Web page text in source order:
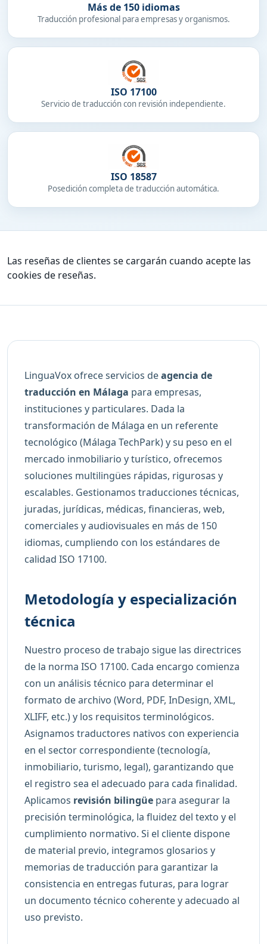
Más de 150 idiomas
Traducción profesional para empresas y organismos.
ISO 17100
Servicio de traducción con revisión independiente.
ISO 18587
Posedición completa de traducción automática.
Las reseñas de clientes se cargarán cuando acepte las
cookies de reseñas.
LinguaVox ofrece servicios deagencia de
traducción en Málaga para empresas,
instituciones y particulares. Dada la
transformación de Málaga en un referente
tecnológico (Málaga TechPark) y su peso en el
mercado inmobiliario y turístico, ofrecemos
soluciones multilingües rápidas, rigurosas y
escalables. Gestionamos traducciones técnicas,
juradas, jurídicas, médicas, financieras, web,
comerciales y audiovisuales en más de 150
idiomas, cumpliendo con los estándares de
calidad ISO 17100.
Metodología y especialización
técnica
Nuestro proceso de trabajo sigue las directrices
de la norma ISO 17100. Cada encargo comienza
con un análisis técnico para determinar el
formato de archivo (Word, PDF, InDesign, XML,
XLIFF, etc.) y los requisitos terminológicos.
Asignamos traductores nativos con experiencia
en el sector correspondiente (tecnología,
inmobiliario, turismo, legal), garantizando que
el registro sea el adecuado para cada finalidad.
Aplicamos revisión bilingüe para asegurar la
precisión terminológica, la fluidez del texto y el
cumplimiento normativo. Si el cliente dispone
de material previo, integramos glosarios y
memorias de traducción para garantizar la
consistencia en entregas futuras, para lograr
un documento técnico coherente y adecuado al
uso previsto.